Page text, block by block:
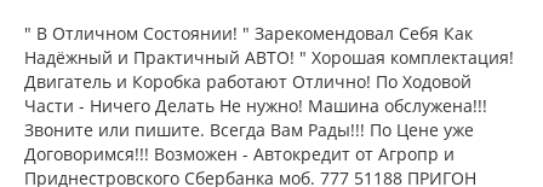
" В Отличном Состоянии! " Зарекомендовал Себя Как
Надёжный и Практичный АВТО! " Хорошая комплектация!
Двигатель и Коробка работают Отлично! По Ходовой
Части - Ничего Делать Не нужно! Машина обслужена!!!
Звоните или пишите. Всегда Вам Рады!!! По Цене уже
Договоримся!!! Возможен - Автокредит от Агропр и
Приднестровского Сбербанка моб. 777 51188 ПРИГОН